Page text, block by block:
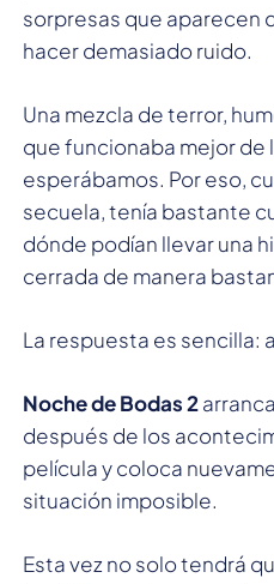
sorpresas que aparecen
hacer demasiado ruido.
Una mezcla de terror,
que funcionaba mejor de
esperábamos. Por eso,
secuela, tenía bastante
dónde podían llevar una
cerrada de manera
La respuesta es sencilla:
Noche de Bodas 2
después de los
película y coloca
situación imposible.
Esta vez no solo tendrá